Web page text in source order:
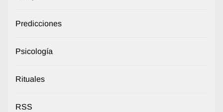
Predicciones
Psicología
Rituales
RSS